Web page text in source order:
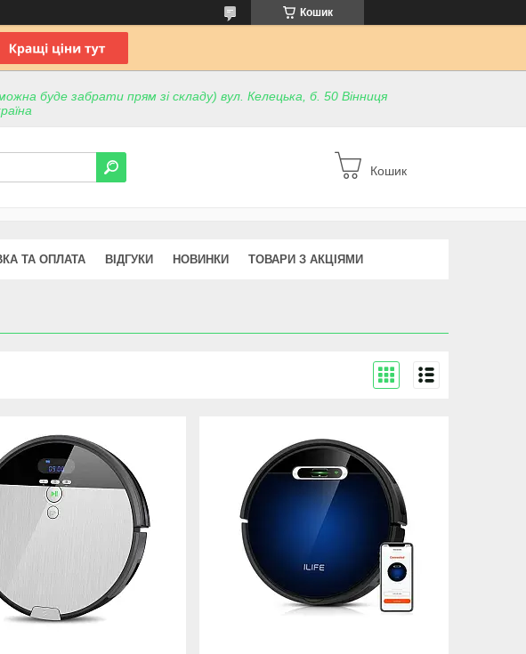
Кошик
буде забрати прям зі складу) вул. Келецька, б. 50 Вінниця
Кошик
ТА ОПЛАТА ВІДГУКИ НОВИНКИ ТОВАРИ З АКЦІЯМИ